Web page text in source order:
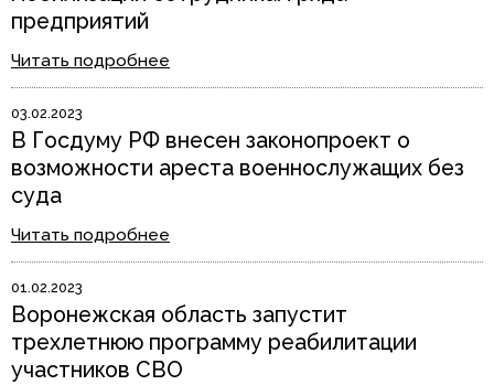
предприятий
Читать подробнее
03.02.2023
В Госдуму РФ внесен законопроект о
возможности ареста военнослужащих без
суда
Читать подробнее
01.02.2023
Воронежская область запустит
трехлетнюю программу реабилитации
участников СВО